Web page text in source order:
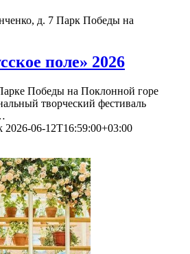
д. 7 Парк Победы на
поле» 2026
Победы на Поклонной горе
творческий фестиваль
2026-06-12T16:59:00+03:00